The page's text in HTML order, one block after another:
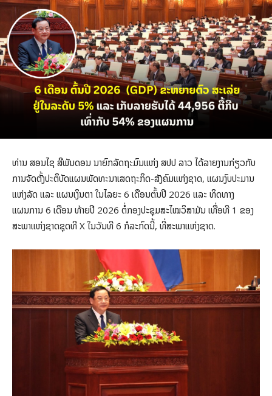
ທ່ານ ສອນໄຊ ສີພັນດອນ ນາຍົກລັດຖະມົນແຫ່ງ ສປປ ລາວ ໄດ້ລາຍງານກ່ຽວກັບ
ການຈັດຕັ້ງປະຕິບັດແຜນພັດທະນາເສດຖະກິດ-ສັງຄົມແຫ່ງຊາດ, ແຜນງົບປະມານ
ແຫ່ງລັດ ແລະ ແຜນເງິນຕາ ໃນໄລຍະ 6 ເດືອນຕົ້ນປີ 2026 ແລະ ທິດທາງ
ແຜນການ 6 ເດືອນ ທ້າຍປີ 2026 ຕໍ່ກອງປະຊຸມສະໄໝວິສາມັນ ເທື່ອທີ 1 ຂອງ
ສະພາແຫ່ງຊາດຊຸດທີ X ໃນວັນທີ 6 ກໍລະກົດນີ້, ທີ່ສະພາແຫ່ງຊາດ.